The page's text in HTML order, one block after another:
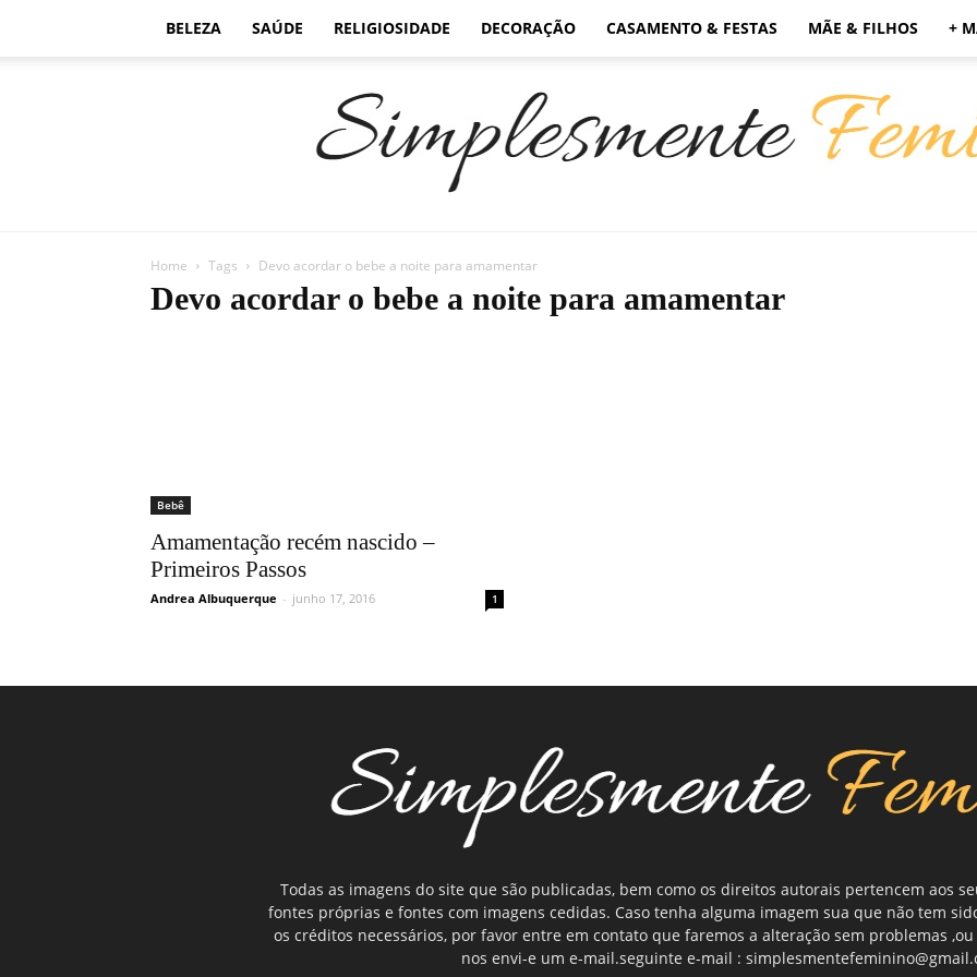
BELEZA SAÚDE RELIGIOSIDADE DECORAÇÃO CASAMENTO & FESTAS MÃE & FILHOS +
Simplesmente
Home Tags Devo acordar o bebe a noite para amamentar
Devo acordar o bebe a noite para amamentar
Bebê
Amamentação recém nascido –
Primeiros Passos
Andrea Albuquerque - junho 17, 2016 1
Todas as imagens do site que são publicadas, bem como os direitos autorais pertencem aos
fontes próprias e fontes com imagens cedidas. Caso tenha alguma imagem sua que não tem
os créditos necessários, por favor entre em contato que faremos a alteração sem problemas
nos envi-e um e-mail.seguinte e-mail :